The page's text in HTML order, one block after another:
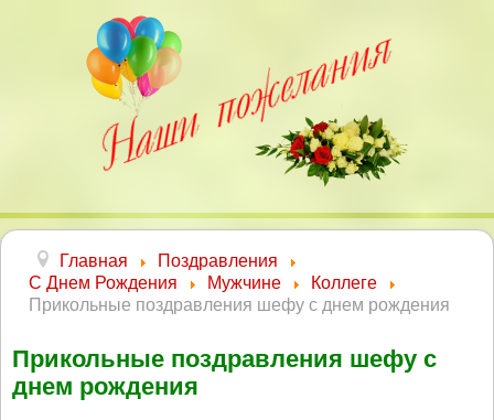
Главная
Поздравления
С Днем Рождения
Мужчине
Коллеге
Прикольные поздравления шефу с днем рождения
Прикольные поздравления шефу с
днем рождения